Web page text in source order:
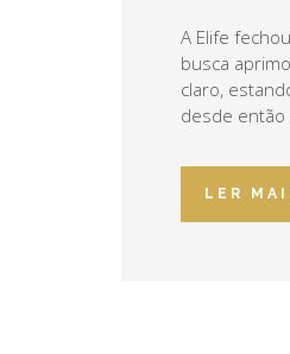
A Elife
busca
claro,
desde então
LER